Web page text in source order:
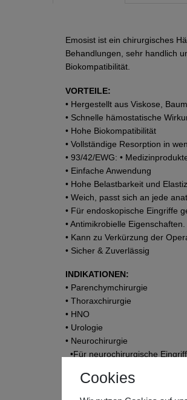
Emosist ist ein chirurgisches
Behandlungen, sehr handlich
Biokompatibilität.
VORTEILE:
• Hergestellt aus Viskose,
• Schnelle hämostatische
• Hohe Biokompatibilität
• Vollständige Resorption in
• 93/42/EWG: •
• Einfache Anwendung
• Hohe Belastbarkeit und
• Weich, passt sich an jede
• Für endoskopische Eingriffe
• Antimikrobielle
• Kann zu Verkürzung der
• Sicher & Zuverlässig
INDIKATIONEN:
• Parenchymchirurgie
• Thoraxchirurgie
• HNO
• Urologie
• Neurochirurgie
•Für neurochirurgische
• Um die Blutung aus einem
Cookies